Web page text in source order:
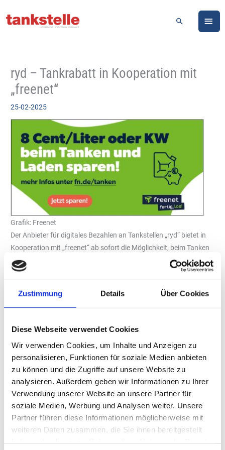
Zustimmung Details Über Cookies
Diese Webseite verwendet Cookies
Wir verwenden Cookies, um Inhalte und Anzeigen zu
personalisieren, Funktionen für soziale Medien anbieten
zu können und die Zugriffe auf unsere Website zu
analysieren. Außerdem geben wir Informationen zu Ihrer
Verwendung unserer Website an unsere Partner für
soziale Medien, Werbung und Analysen weiter. Unsere
Partner führen diese Informationen möglicherweise mit
weiteren Daten zusammen, die Sie ihnen bereitgestellt
Inhalt
Suchen
ryd – Tankrabatt in Kooperation mit
„freenet“
25-02-2025
Grafik: Freenet
Der Anbieter für digitales Bezahlen an Tankstellen „ryd“ bietet in
Kooperation mit „freenet“ ab sofort die Möglichkeit, beim Tanken
oder beim Laden von E-Autos Geld zu sparen. Gemeinsam bieten
die Unternehmen ihren Kunden einen sicheren Tankrabatt von 8
beziehungsweise Kilowatt jeden Monat. Der Rabatt ist mit dem
Tank- und Ladevorteil für 1,99 Euro im Monat zu haben und kann
Zuerst muss der Kunde das Produkt bei „freenet“ für 1,99 Euro im
Monat abschließen, dann die „ryd“-App herunterladen und sich
einmalig anmelden. In der App sieht man dann alle teilnehmenden
Tankstellen und Ladestationen mit den aktuellen Liter-
beziehungsweise Kilowatt-Preisen. Zur Auswahl stehen über
5.000 Partner-Tankstellen in Deutschland wie „Aral“, „Esso“, HEM
und viele andere mehr sowie zirka 160.000 E-Ladestationen